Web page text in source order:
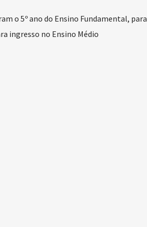
o 5º ano do Ensino Fundamental, para
ingresso no Ensino Médio